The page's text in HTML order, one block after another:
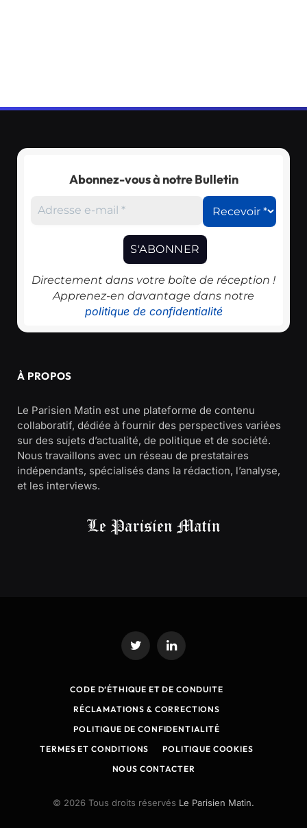
Abonnez-vous à notre Bulletin
Directement dans votre boîte de réception !
Apprenez-en davantage dans notre
politique de confidentialité
À PROPOS
Le Parisien Matin est une plateforme de contenu
collaboratif, dédiée à fournir des perspectives variées
sur des sujets d’actualité, de politique et de société.
Nous travaillons avec un réseau de prestataires
indépendants, spécialisés dans la rédaction, l’analyse,
et les interviews.
Twitter LinkedIn
CODE D’ÉTHIQUE ET DE CONDUITE
RÉCLAMATIONS & CORRECTIONS
POLITIQUE DE CONFIDENTIALITÉ
TERMES ET CONDITIONS
POLITIQUE COOKIES
NOUS CONTACTER
© 2026 Tous droits réservés Le Parisien Matin.